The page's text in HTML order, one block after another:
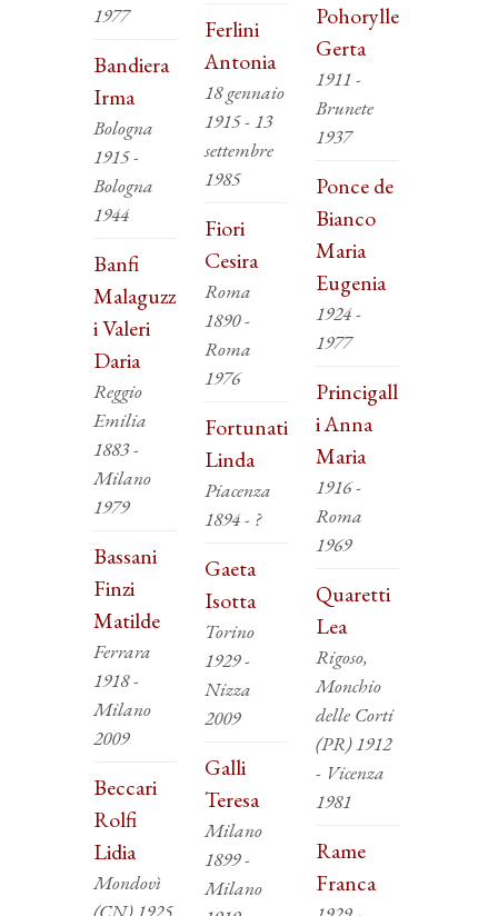
1977
Bandiera
Irma
Bologna
1915 -
Bologna
1944
Banfi
Malaguzz
i Valeri
Daria
Reggio
Emilia
1883 -
Milano
1979
Bassani
Finzi
Matilde
Ferrara
1918 -
Milano
2009
Beccari
Rolfi
Lidia
Mondovì
Ferlini
Antonia
18 gennaio
1915 - 13
settembre
1985
Fiori
Cesira
Roma
1890 -
Roma
1976
Fortunati
Linda
Piacenza
1894 - ?
Gaeta
Isotta
Torino
1929 -
Nizza
2009
Galli
Teresa
Milano
1899 -
Milano
Pohorylle
Gerta
1911 -
Brunete
1937
Ponce de
Bianco
Maria
Eugenia
1924 -
1977
Princigall
i Anna
Maria
1916 -
Roma
1969
Quaretti
Lea
Rigoso,
Monchio
delle Corti
(PR) 1912
- Vicenza
1981
Rame
Franca